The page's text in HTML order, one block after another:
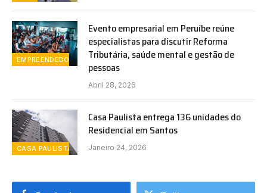
EMPREENDEDORISMO
Evento empresarial em Peruíbe reúne
especialistas para discutir Reforma
Tributária, saúde mental e gestão de
pessoas
Abril 28, 2026
CASA PAULISTA
Casa Paulista entrega 136 unidades do
Residencial em Santos
Janeiro 24, 2026